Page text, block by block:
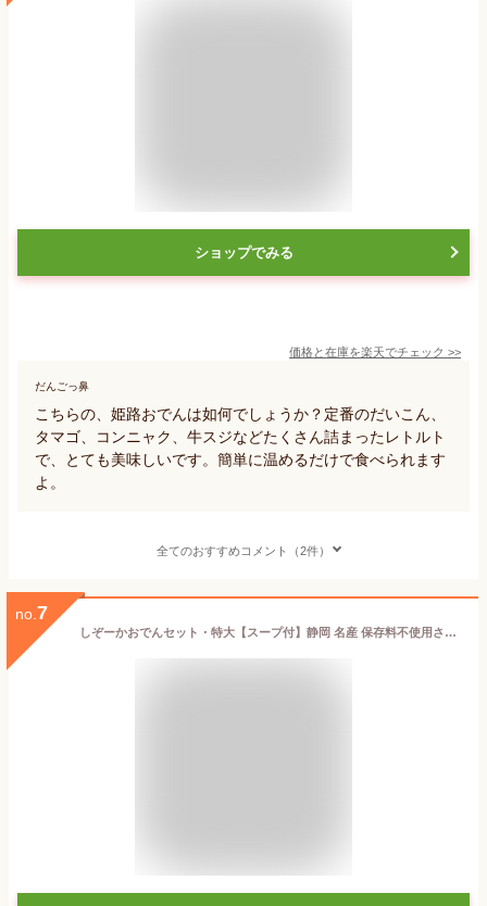
ショップでみる
価格と在庫を楽天でチェック >>
だんごっ鼻
こちらの、姫路おでんは如何でしょうか？定番のだいこん、
タマゴ、コンニャク、牛スジなどたくさん詰まったレトルト
で、とても美味しいです。簡単に温めるだけで食べられます
よ。
全てのおすすめコメント（2件）
no. 7
しぞーかおでんセット・特大【スープ付】静岡 名産 保存料不使用さつまあげ おでん 手作りお土産 贈答用